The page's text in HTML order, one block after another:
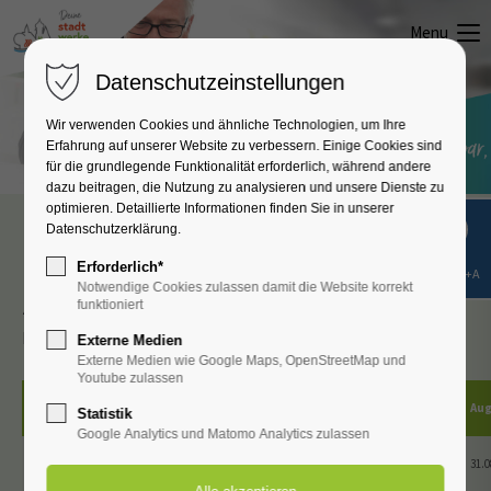
Menu
Abschlagszahlungen
Zur besseren Übersicht hier noch einmal zur Erinnerung die
Fälligkeiten der Abschlagszahlungen:
Jahr Jan.
2026 30.01. 27.02. 31.03. 30.04. 29.05. 30.06. 31.07.
Shift+Alt+A
Datenschutzeinstellungen
Wir verwenden Cookies und ähnliche Technologien, um Ihre
Erfahrung auf unserer Website zu verbessern. Einige Cookies sind
für die grundlegende Funktionalität erforderlich, während andere
dazu beitragen, die Nutzung zu analysieren und unsere Dienste zu
optimieren. Detaillierte Informationen finden Sie in unserer
Datenschutzerklärung.
Erforderlich*
Notwendige Cookies zulassen damit die Website korrekt
funktioniert
Externe Medien
Externe Medien wie Google Maps, OpenStreetMap und
Youtube zulassen
Statistik
Google Analytics und Matomo Analytics zulassen